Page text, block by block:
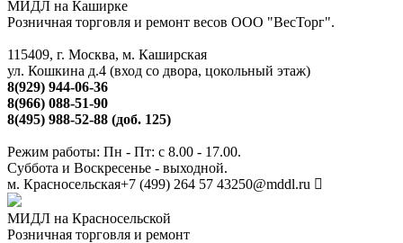
МИДЛ на Каширке
Розничная торговля и ремонт весов ООО "ВесТорг".
115409, г. Москва, м. Каширская
ул. Кошкина д.4 (вход со двора, цокольный этаж)
8(929) 944-06-36
8(966) 088-51-90
8(495) 988-52-88 (доб. 125)
Режим работы: Пн - Пт: с 8.00 - 17.00.
Суббота и Воскресенье - выходной.
м. Красносельская+7 (499) 264 57 43250@mddl.ru
МИДЛ на Красносельской
Розничная торговля и ремонт